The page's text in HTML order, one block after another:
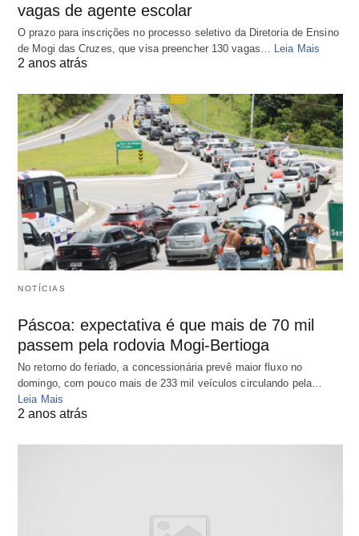
vagas de agente escolar
O prazo para inscrições no processo seletivo da Diretoria de Ensino
de Mogi das Cruzes, que visa preencher 130 vagas… Leia Mais
2 anos atrás
NOTÍCIAS
Páscoa: expectativa é que mais de 70 mil
passem pela rodovia Mogi-Bertioga
No retorno do feriado, a concessionária prevê maior fluxo no
domingo, com pouco mais de 233 mil veículos circulando pela…
Leia Mais
2 anos atrás